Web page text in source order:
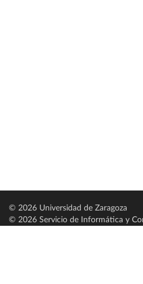
© 2026 Universidad de Zaragoza
© 2026 Servicio de Informática y